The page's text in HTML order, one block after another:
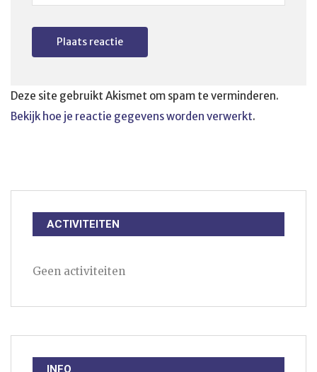
Deze site gebruikt Akismet om spam te verminderen.
Bekijk hoe je reactie gegevens worden verwerkt.
ACTIVITEITEN
Geen activiteiten
INFO